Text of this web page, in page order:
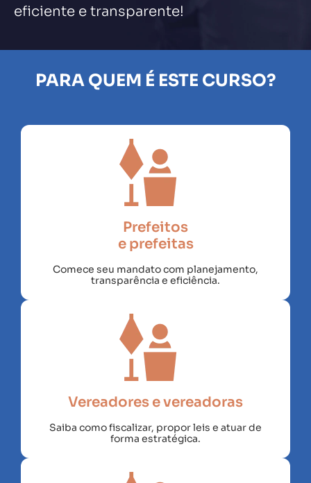
eficiente e transparente!
PARA QUEM É ESTE CURSO?
Prefeitos
e prefeitas
Comece seu mandato com planejamento,
transparência e eficiência.
Vereadores e vereadoras
Saiba como fiscalizar, propor leis e atuar de
forma estratégica.